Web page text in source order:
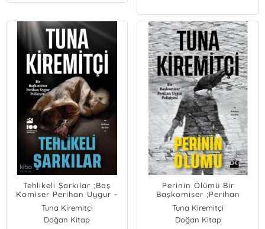
Tehlikeli Şarkılar ;Baş
Komiser Perihan Uygur -
Tuna Kiremitçi
Doğan Kitap
Perinin Ölümü Bir
Başkomiser ;Perihan
Tuna Kiremitçi
Doğan Kitap